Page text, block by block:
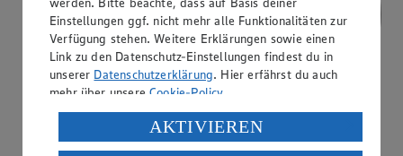
Einstellungen ggf. nicht mehr alle Funktionalitäten zur
Verfügung stehen. Weitere Erklärungen sowie einen
Link zu den Datenschutz-Einstellungen findest du in
unserer Datenschutzerklärung. Hier erfährst du auch
mehr über unsereCookie-Policy.
Verarbeitung deiner personenbezogenen Daten in den
USA durch Facebook und YouTube:
AKTIVIEREN